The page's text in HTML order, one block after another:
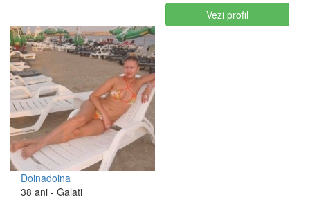
Vezi profil
Doinadoina
38 ani - Galati